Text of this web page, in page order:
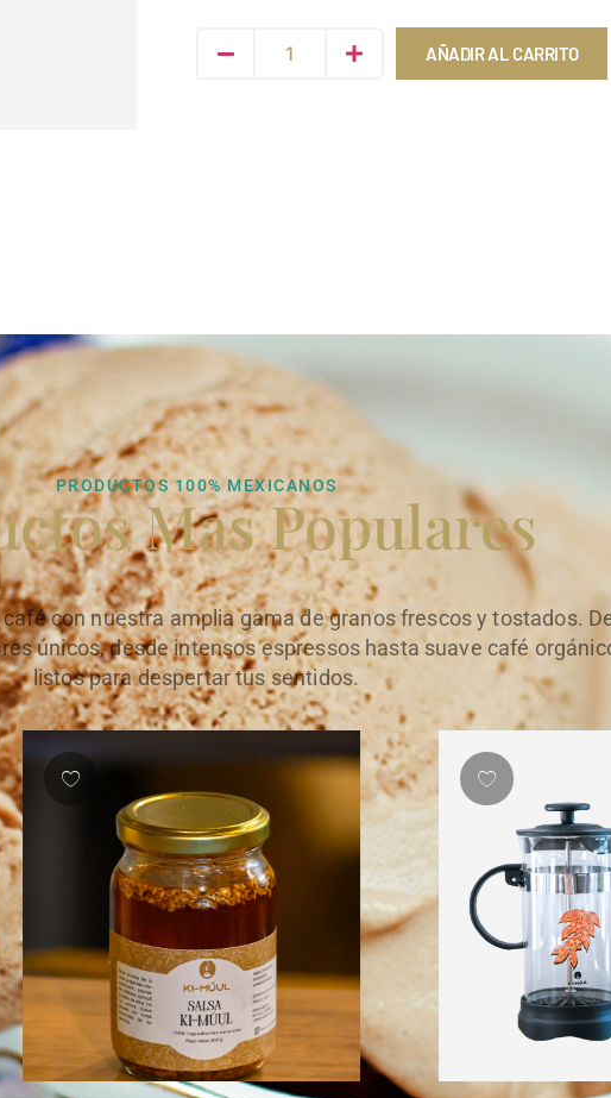
AÑADIR AL CARRITO
PRODUCTOS 100% MEXICANOS
Mas Populares
con nuestra amplia gama de granos frescos y tostados.
únicos, desde intensos espressos hasta suave café
listos para despertar tus sentidos.